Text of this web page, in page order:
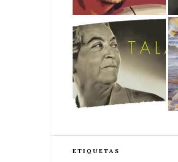
ETIQUETAS